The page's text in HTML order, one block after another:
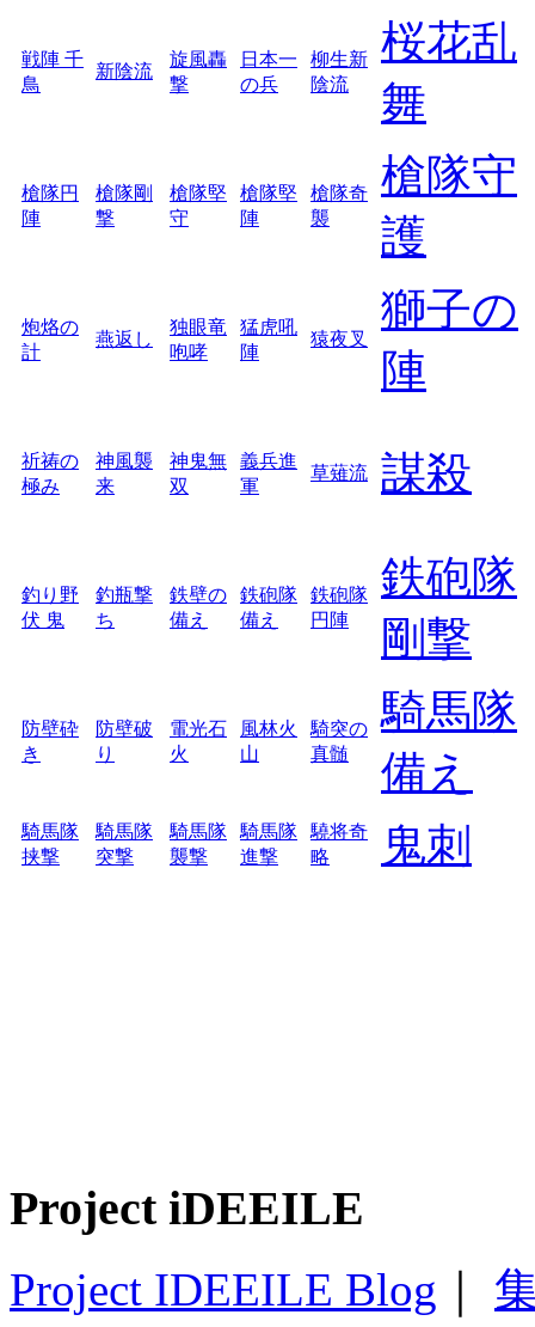
戦陣 千
鳥
新陰流
旋風轟
撃
日本一
の兵
柳生新
陰流
桜花乱
舞
槍隊円
陣
槍隊剛
撃
槍隊堅
守
槍隊堅
陣
槍隊奇
襲
槍隊守
護
炮烙の
計
燕返し
独眼竜
咆哮
猛虎吼
陣
猿夜叉
獅子の
陣
祈祷の
極み
神風襲
来
神鬼無
双
義兵進
軍
草薙流 謀殺
釣り野
伏 鬼
釣瓶撃
ち
鉄壁の
備え
鉄砲隊
備え
鉄砲隊
円陣
鉄砲隊
剛撃
防壁砕
き
防壁破
り
電光石
火
風林火
山
騎突の
真髄
騎馬隊
備え
騎馬隊
挟撃
騎馬隊
突撃
騎馬隊
襲撃
騎馬隊
進撃
驍将奇
略
鬼刺
Project iDEEILE
Project IDEEILE Blog